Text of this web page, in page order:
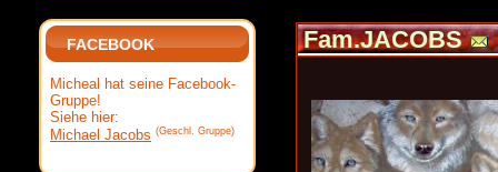
Fam.JACOBS
FACEBOOK
Micheal hat seine Facebook-
Gruppe!
Siehe hier:
Michael Jacobs (Geschl. Gruppe)